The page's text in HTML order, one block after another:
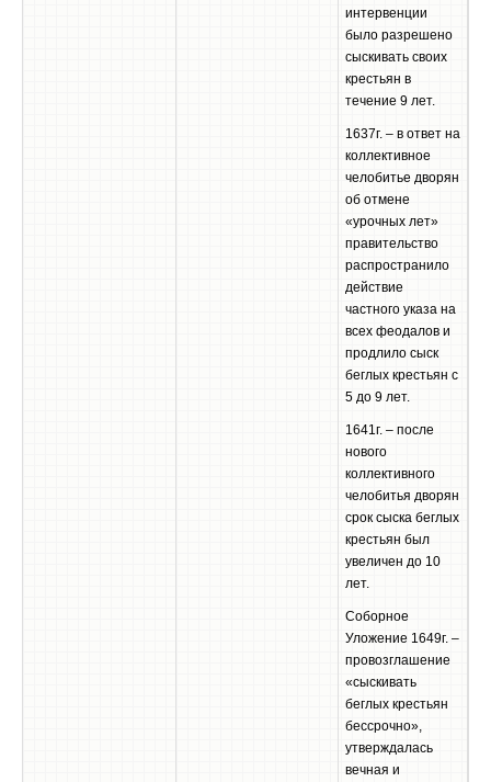
интервенции
было разрешено
сыскивать своих
крестьян в
течение 9 лет.
1637г. – в ответ на
коллективное
челобитье дворян
об отмене
«урочных лет»
правительство
распространило
действие
частного указа на
всех феодалов и
продлило сыск
беглых крестьян с
5 до 9 лет.
1641г. – после
нового
коллективного
челобитья дворян
срок сыска беглых
крестьян был
увеличен до 10
лет.
Соборное
Уложение 1649г. –
провозглашение
«сыскивать
беглых крестьян
бессрочно»,
утверждалась
вечная и